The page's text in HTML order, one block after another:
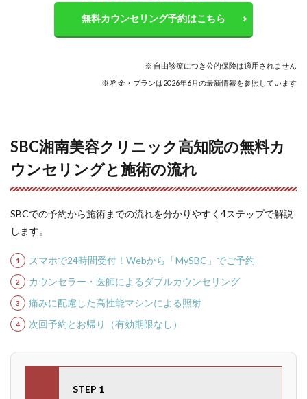
無料カウンセリング予約はこちら
※ 自由診療につき公的保険は適用されません
※ 料金・プランは2026年6月の最新情報を参照しています
SBC湘南美容クリニック高知院の無料カ
ウンセリングと施術の流れ
SBCでの予約から施術までの流れを分かりやすく4ステップで解説
します。
スマホで24時間受付！Webから「MySBC」でご予約
カウンセラー・医師によるダブルカウンセリング
痛みに配慮した高性能マシンによる照射
次回予約とお帰り（有効期限なし）
STEP 1